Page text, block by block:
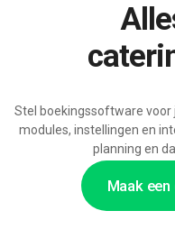
Maak
Alles-in-één
Stel boekingssoftware
modules, instellingen en
planning en